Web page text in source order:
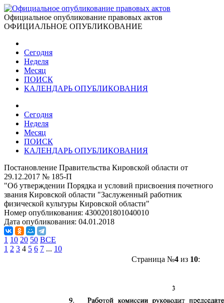
Официальное опубликование правовых актов
ОФИЦИАЛЬНОЕ ОПУБЛИКОВАНИЕ
Сегодня
Неделя
Месяц
ПОИСК
КАЛЕНДАРЬ ОПУБЛИКОВАНИЯ
Сегодня
Неделя
Месяц
ПОИСК
КАЛЕНДАРЬ ОПУБЛИКОВАНИЯ
Постановление Правительства Кировской области от
29.12.2017 № 185-П
"Об утверждении Порядка и условий присвоения почетного
звания Кировской области "Заслуженный работник
физической культуры Кировской области"
Номер опубликования: 4300201801040010
Дата опубликования: 04.01.2018
1 10 20 50 ВСЕ
1 2 3 4 5 6 7 ... 10
Страница №4из 10: